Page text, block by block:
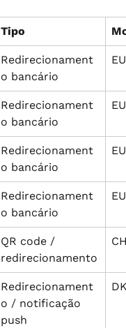
Tipo
Redirecionament
o bancário
Redirecionament
o bancário
Redirecionament
o bancário
Redirecionament
o bancário
QR code /
redirecionamento
Redirecionament
o / notificação
push